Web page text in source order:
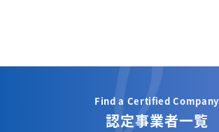
Find a Certified Company
認定事業者一覧